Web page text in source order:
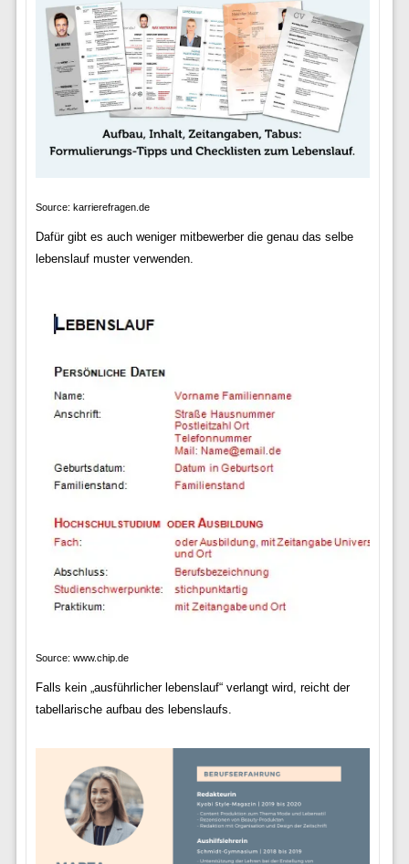
Source: karrierefragen.de
Dafür gibt es auch weniger mitbewerber die genau das selbe
lebenslauf muster verwenden.
Source: www.chip.de
Falls kein „ausführlicher lebenslauf“ verlangt wird, reicht der
tabellarische aufbau des lebenslaufs.